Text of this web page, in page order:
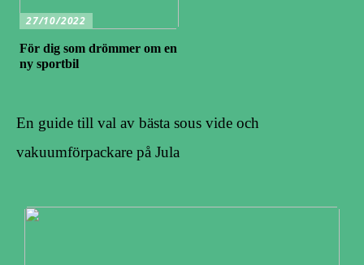
27/10/2022
För dig som drömmer om en
ny sportbil
En guide till val av bästa sous vide och
vakuumförpackare på Jula